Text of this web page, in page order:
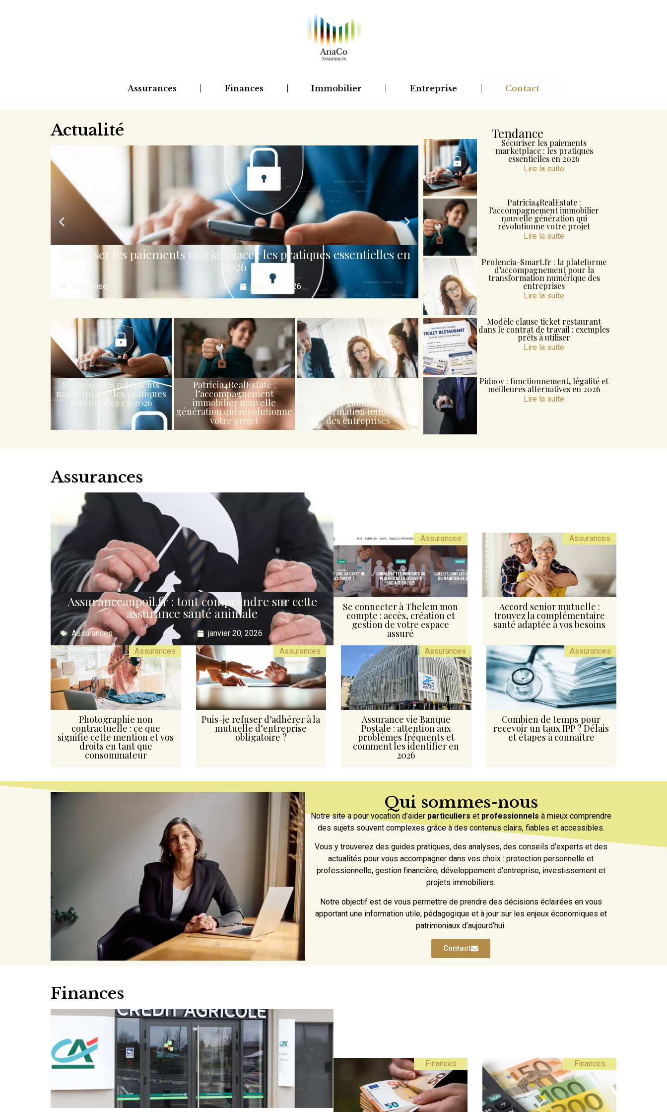
Assurances Finances Immobilier Entreprise Contact
Actualité
Sécuriser les paiements marketplace : les pratiques essentielles en
2026
Entreprise juillet 21, 2026
Patricia4RealEstate : l’accompagnement
génération qui révolutionne
Immobilier
Sécuriser les paiements
marketplace : les pratiques
essentielles en 2026
Patricia4RealEstate :
l’accompagnement
immobilier nouvelle
génération qui révolutionne
votre projet
Prolencia-Smart.fr : la
d’accompagnement pour la
transformation numérique
des entreprises
Tendance
Sécuriser les paiements
marketplace : les pratiques
essentielles en 2026
Lire la suite
Patricia4RealEstate :
l’accompagnement immobilier
nouvelle génération qui
révolutionne votre projet
Lire la suite
Prolencia-Smart.fr : la plateforme
d’accompagnement pour la
transformation numérique des
entreprises
Lire la suite
Modèle clause ticket restaurant
dans le contrat de travail : exemples
prêts à utiliser
Lire la suite
Pidoov : fonctionnement, légalité et
meilleures alternatives en 2026
Lire la suite
Assurances
Assuranceaupoil.fr : tout comprendre sur cette
assurance santé animale
Assurances janvier 20, 2026
Assurances
Se connecter à Thelem mon
compte : accès, création et
gestion de votre espace
assuré
Assurances
Accord senior mutuelle :
trouvez la complémentaire
santé adaptée à vos besoins
Assurances
Photographie non
contractuelle : ce que
signifie cette mention et vos
droits en tant que
consommateur
Assurances
Puis-je refuser d’adhérer à la
mutuelle d’entreprise
obligatoire ?
Assurances
Assurance vie Banque
Postale : attention aux
problèmes fréquents et
comment les identifier en
2026
Assurances
Combien de temps pour
recevoir un taux IPP ? Délais
et étapes à connaître
Qui sommes-nous
Notre site a pour vocation d’aider particuliers et professionnels à mieux comprendre
des sujets souvent complexes grâce à des contenus clairs, fiables et accessibles.
Vous y trouverez des guides pratiques, des analyses, des conseils d’experts et des
actualités pour vous accompagner dans vos choix : protection personnelle et
professionnelle, gestion financière, développement d’entreprise, investissement et
projets immobiliers.
Notre objectif est de vous permettre de prendre des décisions éclairées en vous
apportant une information utile, pédagogique et à jour sur les enjeux économiques et
patrimoniaux d’aujourd’hui.
Contact
Finances
Finances Finances